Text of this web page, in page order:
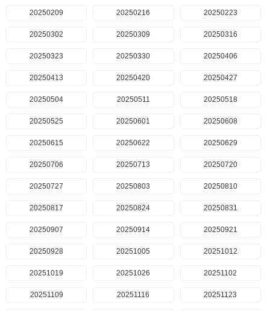
20250209 20250216 20250223
20250302 20250309 20250316
20250323 20250330 20250406
20250413 20250420 20250427
20250504 20250511 20250518
20250525 20250601 20250608
20250615 20250622 20250629
20250706 20250713 20250720
20250727 20250803 20250810
20250817 20250824 20250831
20250907 20250914 20250921
20250928 20251005 20251012
20251019 20251026 20251102
20251109 20251116 20251123